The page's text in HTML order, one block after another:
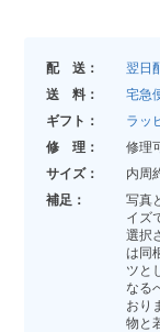
配 送： 翌日
送 料：
宅急
ギフト：
ラッ
修 理：
修理
サイズ：
内周
補足：
写真
イズ
選択
は同
ツと
なる
おり
物と